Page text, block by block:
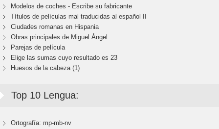
Modelos de coches - Escribe su fabricante
Títulos de películas mal traducidas al español II
Ciudades romanas en Hispania
Obras principales de Miguel Ángel
Parejas de película
Elige las sumas cuyo resultado es 23
Huesos de la cabeza (1)
Top 10 Lengua:
Ortografía: mp-mb-nv